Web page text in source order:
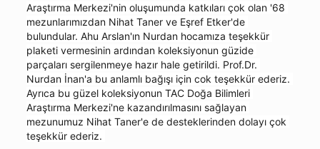
Araştırma Merkezi'nin oluşumunda katkıları çok olan '68
mezunlarımızdan Nihat Taner ve Eşref Etker'de
bulundular. Ahu Arslan'ın Nurdan hocamıza teşekkür
plaketi vermesinin ardından koleksiyonun güzide
parçaları sergilenmeye hazır hale getirildi. Prof.Dr.
Nurdan İnan'a bu anlamlı bağışı için cok teşekkür ederiz.
Ayrıca bu güzel koleksiyonun TAC Doğa Bilimleri
Araştırma Merkezi'ne kazandırılmasını sağlayan
mezunumuz Nihat Taner'e de desteklerinden dolayı çok
teşekkür ederiz.